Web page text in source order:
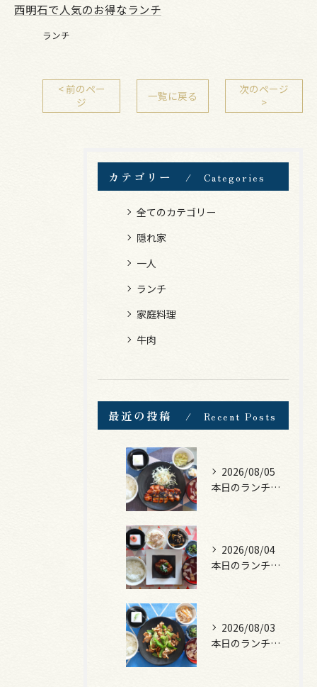
西明石で人気のお得なランチ
ランチ
< 前のペー
ジ
一覧に戻る
次のページ
>
カテゴリー Categories
全てのカテゴリー
隠れ家
一人
ランチ
家庭料理
牛肉
最近の投稿 Recent Posts
2026/08/05
本日のランチは、ロース豚カツ梅はさみ！
2026/08/04
本日のランチは、煮込みハンバーグ！
2026/08/03
本日のランチは、豚バラキャベツの回鍋肉風！